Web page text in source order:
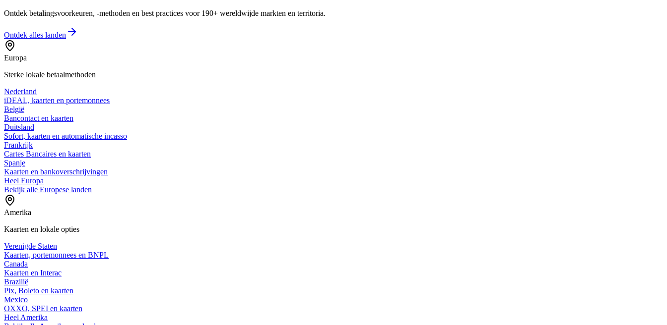
Ontdek betalingsvoorkeuren, -methoden en best practices voor 190+ wereldwijde markten en territoria.
Ontdek alles landen
Europa
Sterke lokale betaalmethoden
Nederland
iDEAL, kaarten en portemonnees
België
Bancontact en kaarten
Duitsland
Sofort, kaarten en automatische incasso
Frankrijk
Cartes Bancaires en kaarten
Spanje
Kaarten en bankoverschrijvingen
Heel Europa
Bekijk alle Europese landen
Amerika
Kaarten en lokale opties
Verenigde Staten
Kaarten, portemonnees en BNPL
Canada
Kaarten en Interac
Brazilië
Pix, Boleto en kaarten
Mexico
OXXO, SPEI en kaarten
Heel Amerika